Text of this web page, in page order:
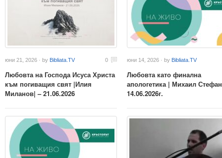
юни 21, 2026 · by Bibliata.TV 0
Любовта на Господа Исуса Христа
към погиващия свят |Илия
Миланов| – 21.06.2026
юни 14, 2026 · by Bibliata.TV
Любовта като финална
апологетика | Михаил
14.06.2026г.